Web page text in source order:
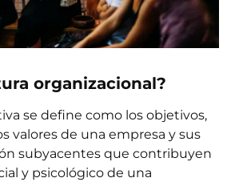
organizacional?
se define como los objetivos,
valores de una empresa y sus
subyacentes que contribuyen
y psicológico de una